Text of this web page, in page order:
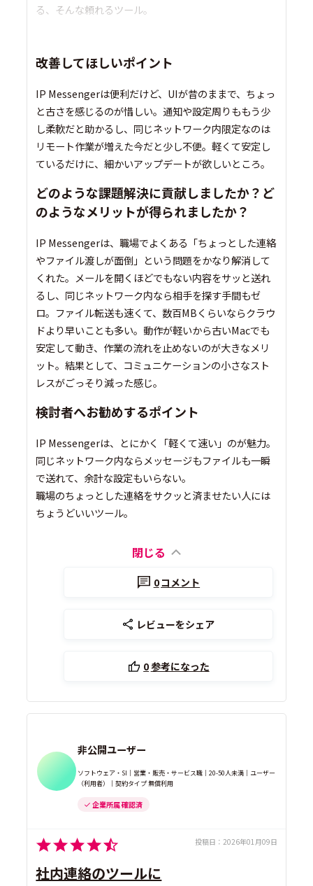
る、そんな頼れるツール。
改善してほしいポイント
IP Messengerは便利だけど、UIが昔のままで、ちょっ
と古さを感じるのが惜しい。通知や設定周りももう少
し柔軟だと助かるし、同じネットワーク内限定なのは
リモート作業が増えた今だと少し不便。軽くて安定し
ているだけに、細かいアップデートが欲しいところ。
どのような課題解決に貢献しましたか？ど
のようなメリットが得られましたか？
IP Messengerは、職場でよくある「ちょっとした連絡
やファイル渡しが面倒」という問題をかなり解消して
くれた。メールを開くほどでもない内容をサッと送れ
るし、同じネットワーク内なら相手を探す手間もゼ
ロ。ファイル転送も速くて、数百MBくらいならクラウ
ドより早いことも多い。動作が軽いから古いMacでも
安定して動き、作業の流れを止めないのが大きなメリ
ット。結果として、コミュニケーションの小さなスト
レスがごっそり減った感じ。
検討者へお勧めするポイント
IP Messengerは、とにかく「軽くて速い」のが魅力。
同じネットワーク内ならメッセージもファイルも一瞬
で送れて、余計な設定もいらない。
職場のちょっとした連絡をサクッと済ませたい人には
ちょうどいいツール。
閉じる
0コメント
レビューをシェア
0参考になった
非公開ユーザー
ソフトウェア・SI｜営業・販売・サービス職｜20-50人未満｜ユーザー
（利用者）｜契約タイプ 無償利用
企業所属 確認済
投稿日： 2026年01月09日
社内連絡のツールに